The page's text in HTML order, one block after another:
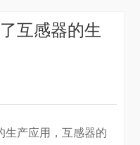
互感器的生
生产应用，互感器的